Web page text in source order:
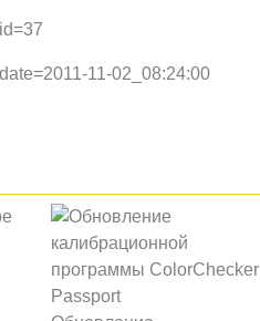
11-02_08:24:00